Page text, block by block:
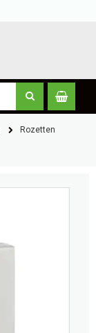
Rozetten